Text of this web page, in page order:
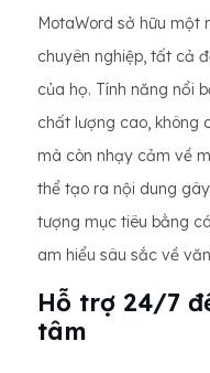
MotaWord sở hữu một
chuyên nghiệp, tất cả
của họ. Tính năng nổi
chất lượng cao, không
mà còn nhạy cảm về
thể tạo ra nội dung
tượng mục tiêu bằng
am hiểu sâu sắc về
Hỗ trợ 24/7
tâm